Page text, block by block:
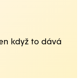
když to dává